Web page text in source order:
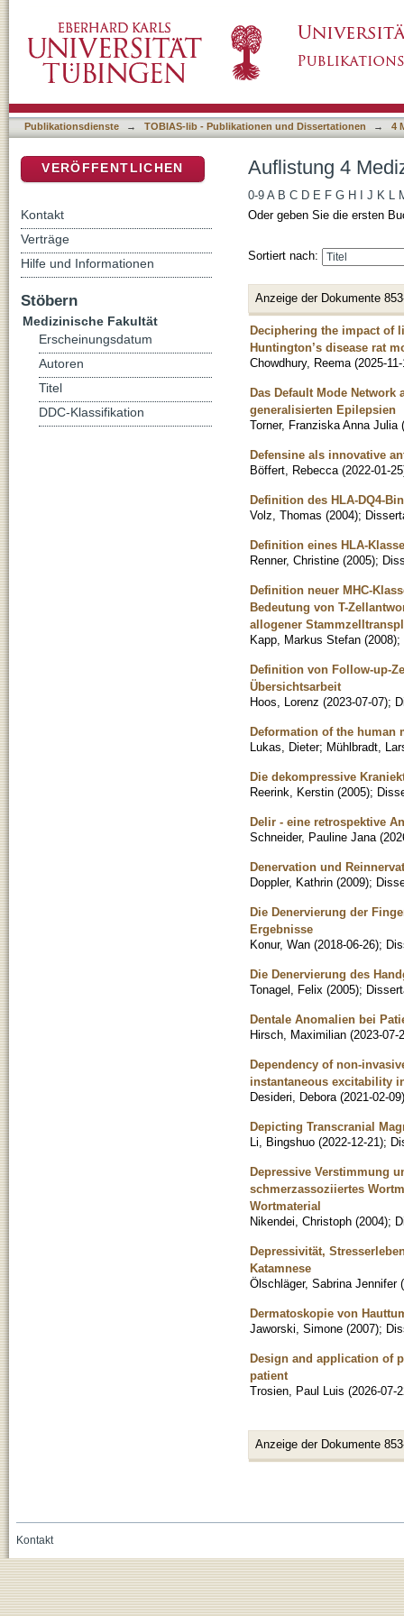
Publikationsdienste → TOBIAS-lib - Publikationen und Dissertationen → 4
Auflistung 4
0-9 A B C D E F G H J K L
Oder geben Sie die ersten
Sortiert nach:
Anzeige der Dokumente
Deciphering the impact of
Huntington’s disease rat
Chowdhury, Reema (2025-
Das Default Mode
generalisierten Epilepsien
Torner, Franziska Anna Julia (
Defensine als innovative
Böffert, Rebecca (2022-01-25
Definition des HLA-DQ4-
Volz, Thomas (2004);
Definition eines HLA-
Renner, Christine (2005);
Definition neuer MHC-
Bedeutung von T-
allogener
Kapp, Markus Stefan (2008);
Definition von Follow-up-
Übersichtsarbeit
Hoos, Lorenz (2023-07-07);
Deformation of the human
Lukas, Dieter; Mühlbradt,
Die dekompressive
Reerink, Kerstin (2005);
Delir - eine retrospektive
Schneider, Pauline Jana (
Denervation und
Doppler, Kathrin (2009);
Die Denervierung der
Ergebnisse
Konur, Wan (2018-06-26);
Die Denervierung des
Tonagel, Felix (2005);
Dentale Anomalien bei
Hirsch, Maximilian (2023-07-
Dependency of non-
instantaneous excitability
Desideri, Debora (2021-02-09)
Depicting Transcranial
Li, Bingshuo (2022-12-21);
Depressive Verstimmung
schmerzassoziiertes
Wortmaterial
Nikendei, Christoph (2004);
Depressivität,
Katamnese
Ölschläger, Sabrina Jennifer (
Dermatoskopie von
Jaworski, Simone (2007);
Design and application of
patient
Trosien, Paul Luis (2026-07-
Anzeige der Dokumente
VERÖFFENTLICHEN
Kontakt
Verträge
Hilfe und Informationen
Stöbern
Medizinische Fakultät
Erscheinungsdatum
Autoren
Titel
DDC-Klassifikation
Kontakt